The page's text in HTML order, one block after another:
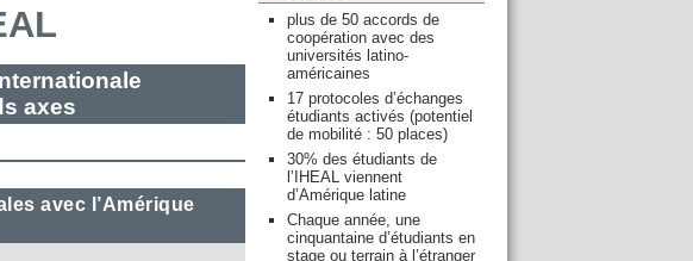
axes
avec l’Amérique
plus de 50 accords de
coopération avec des
universités latino-
américaines
17 protocoles d’échanges
étudiants activés (potentiel
de mobilité : 50 places)
30% des étudiants de
l’IHEAL viennent
d’Amérique latine
Chaque année, une
cinquantaine d’étudiants en
stage ou terrain à l’étranger